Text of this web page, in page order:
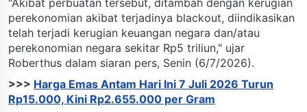
perekonomian akibat terjadinya blackout, diindikasikan
telah terjadi kerugian keuangan negara dan/atau
perekonomian negara sekitar Rp5 triliun," ujar
Roberthus dalam siaran pers, Senin (6/7/2026).
>>> Harga Emas Antam Hari Ini 7 Juli 2026 Turun
Rp15.000, Kini Rp2.655.000 per Gram